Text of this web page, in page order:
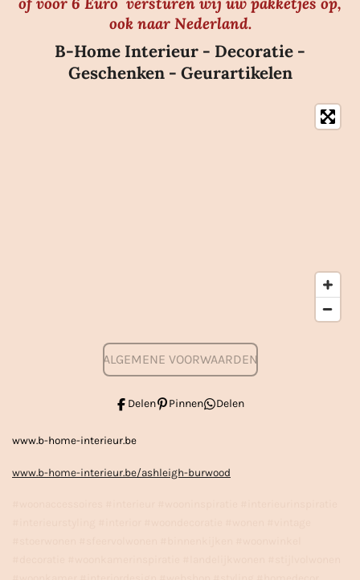
ook naar Nederland.
B-Home Interieur - Decoratie -
Geschenken - Geurartikelen
ALGEMENE VOORWAARDEN
Delen Pinnen Delen
www.b-home-interieur.be
www.b-home-interieur.be/ashleigh-burwood